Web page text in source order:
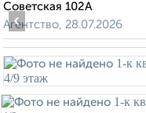
Советская 102А
Агентство, 28.07.2026
‹